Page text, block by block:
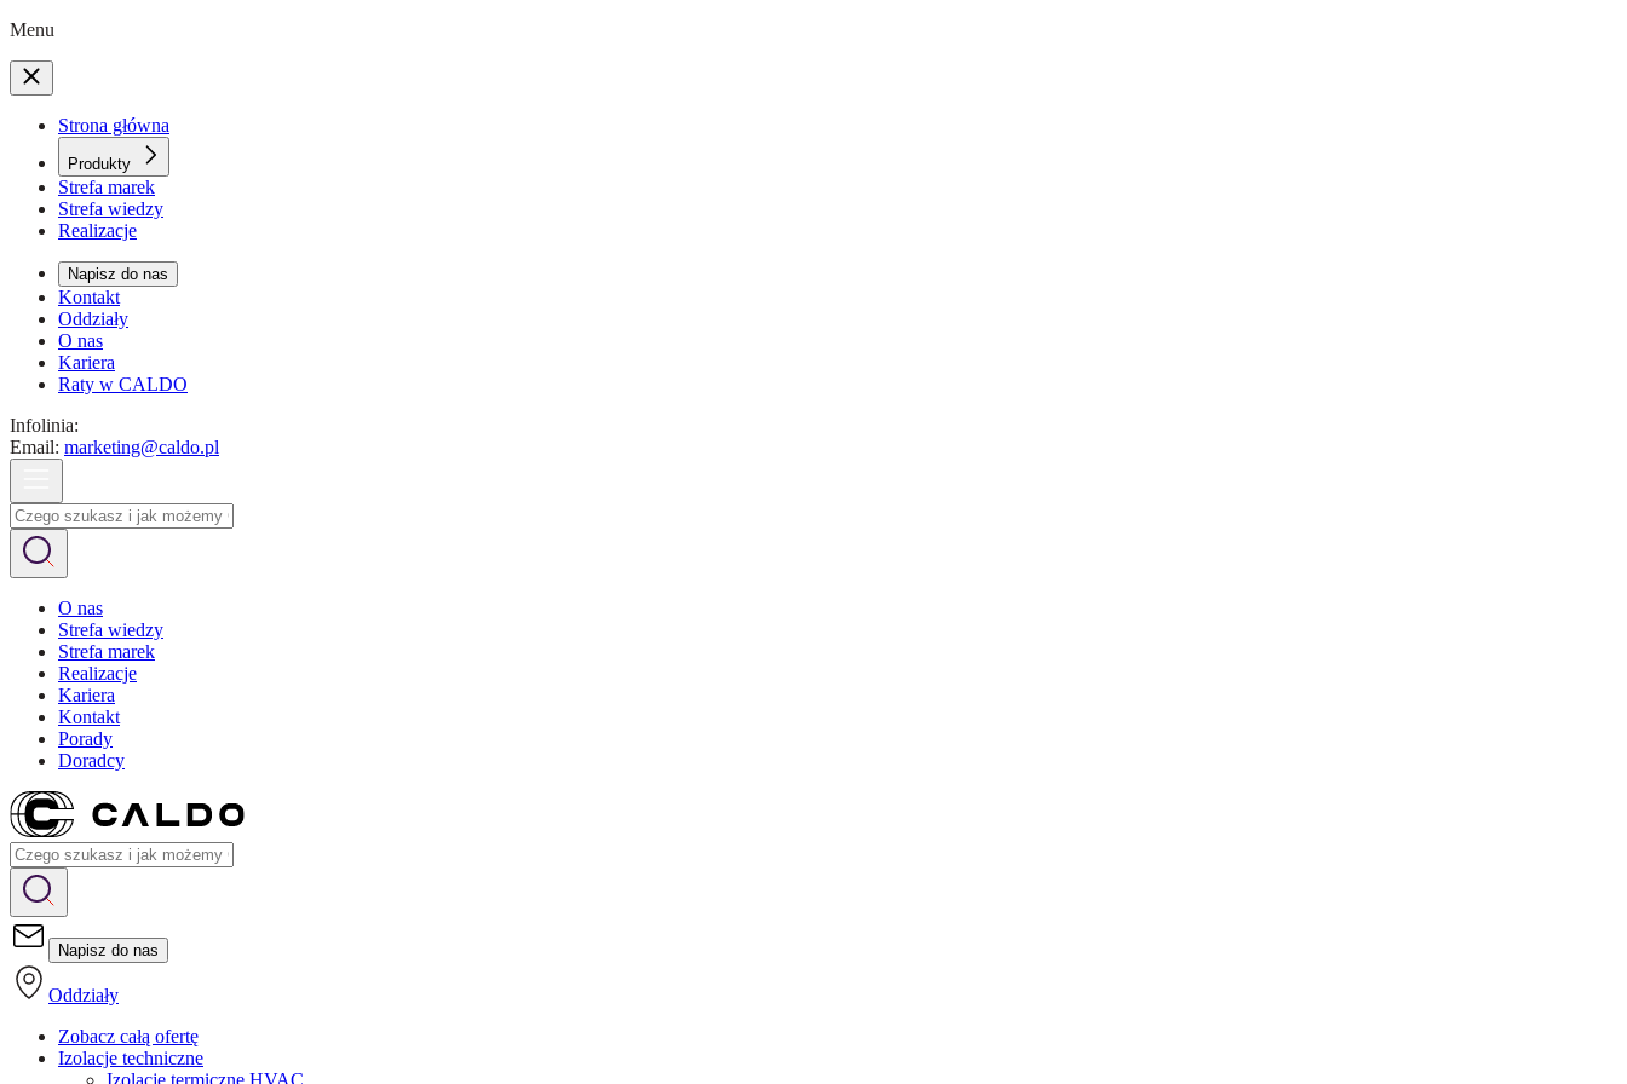
Menu
Strona główna
Produkty
Strefa marek
Strefa wiedzy
Realizacje
Napisz do nas
Kontakt
Oddziały
O nas
Kariera
Raty w CALDO
Infolinia:
Email: marketing@caldo.pl
O nas
Strefa wiedzy
Strefa marek
Realizacje
Kariera
Kontakt
Porady
Doradcy
Napisz do nas
Oddziały
Zobacz całą ofertę
Izolacje techniczne
Izolacje termiczne HVAC